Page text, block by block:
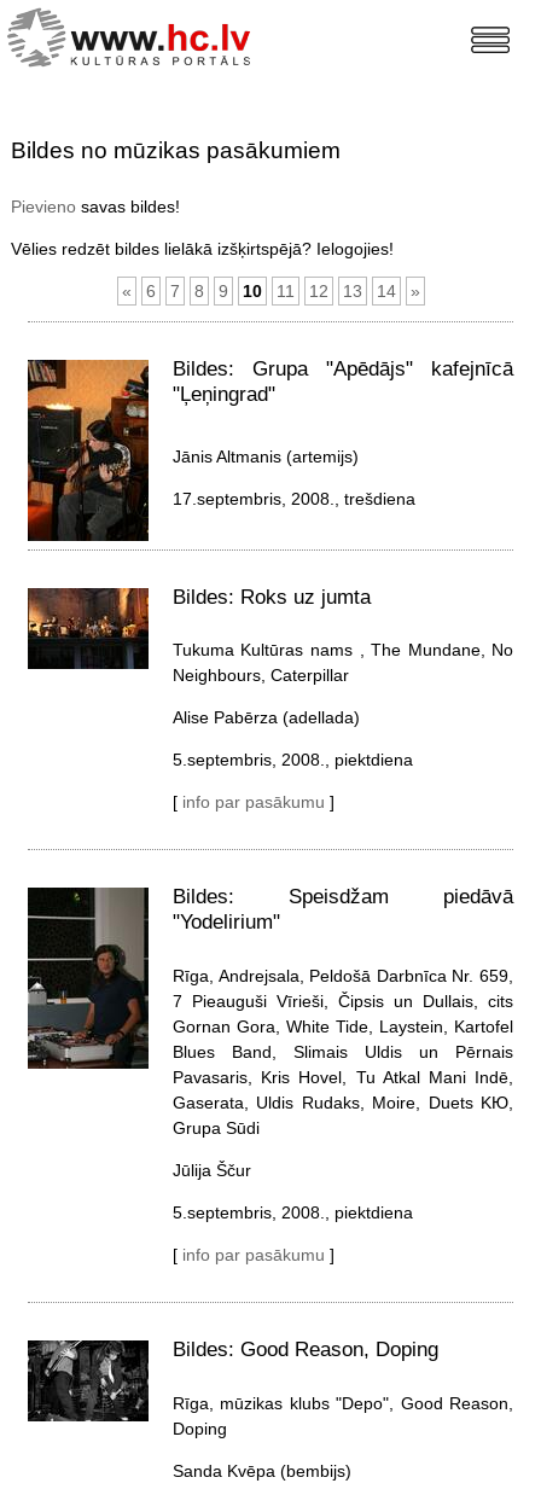
Bildes no mūzikas pasākumiem
Pievienosavas bildes!
Vēlies redzēt bildes lielākā izšķirtspējā? Ielogojies!
« 6 7 8 9 10 11 12 13 14 »
Bildes: Grupa "Apēdājs" kafejnīcā
"Ļeņingrad"
Jānis Altmanis (artemijs)
17.septembris, 2008., trešdiena
Bildes: Roks uz jumta
Tukuma Kultūras nams , The Mundane, No
Neighbours, Caterpillar
Alise Pabērza (adellada)
5.septembris, 2008., piektdiena
[ info par pasākumu ]
Bildes: Speisdžam piedāvā
"Yodelirium"
Rīga, Andrejsala, Peldošā Darbnīca Nr. 659,
7 Pieauguši Vīrieši, Čipsis un Dullais, cits
Gornan Gora, White Tide, Laystein, Kartofel
Blues Band, Slimais Uldis un Pērnais
Pavasaris, Kris Hovel, Tu Atkal Mani Indē,
Gaserata, Uldis Rudaks, Moire, Duets KЮ,
Grupa Sūdi
Jūlija Ščur
5.septembris, 2008., piektdiena
[ info par pasākumu ]
Bildes: Good Reason, Doping
Rīga, mūzikas klubs "Depo", Good Reason,
Doping
Sanda Kvēpa (bembijs)